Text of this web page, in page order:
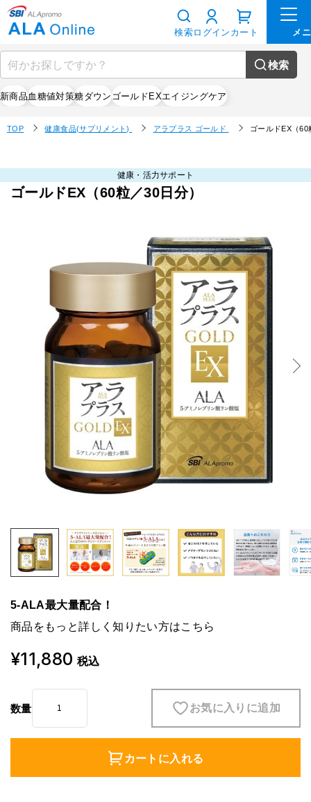
検索
新商品血糖値対策糖ダウンゴールドEXエイジングケア
検索ログイン カート
TOP 健康食品(サプリメント) アラプラス ゴールド ゴールドEX（60
健康・活力サポート
ゴールドEX（60粒／30日分）
5-ALA最大量配合！
商品をもっと詳しく知りたい方はこちら
¥11,880 税込
数量 お気に入りに追加
カートに入れる